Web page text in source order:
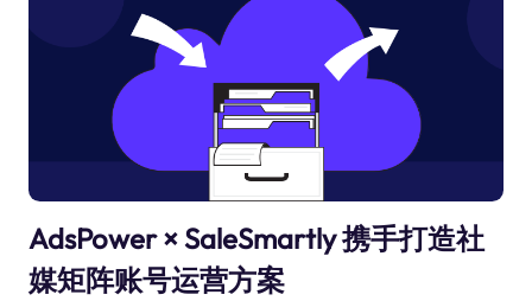
AdsPower × SaleSmartly 携手打造社
媒矩阵账号运营方案